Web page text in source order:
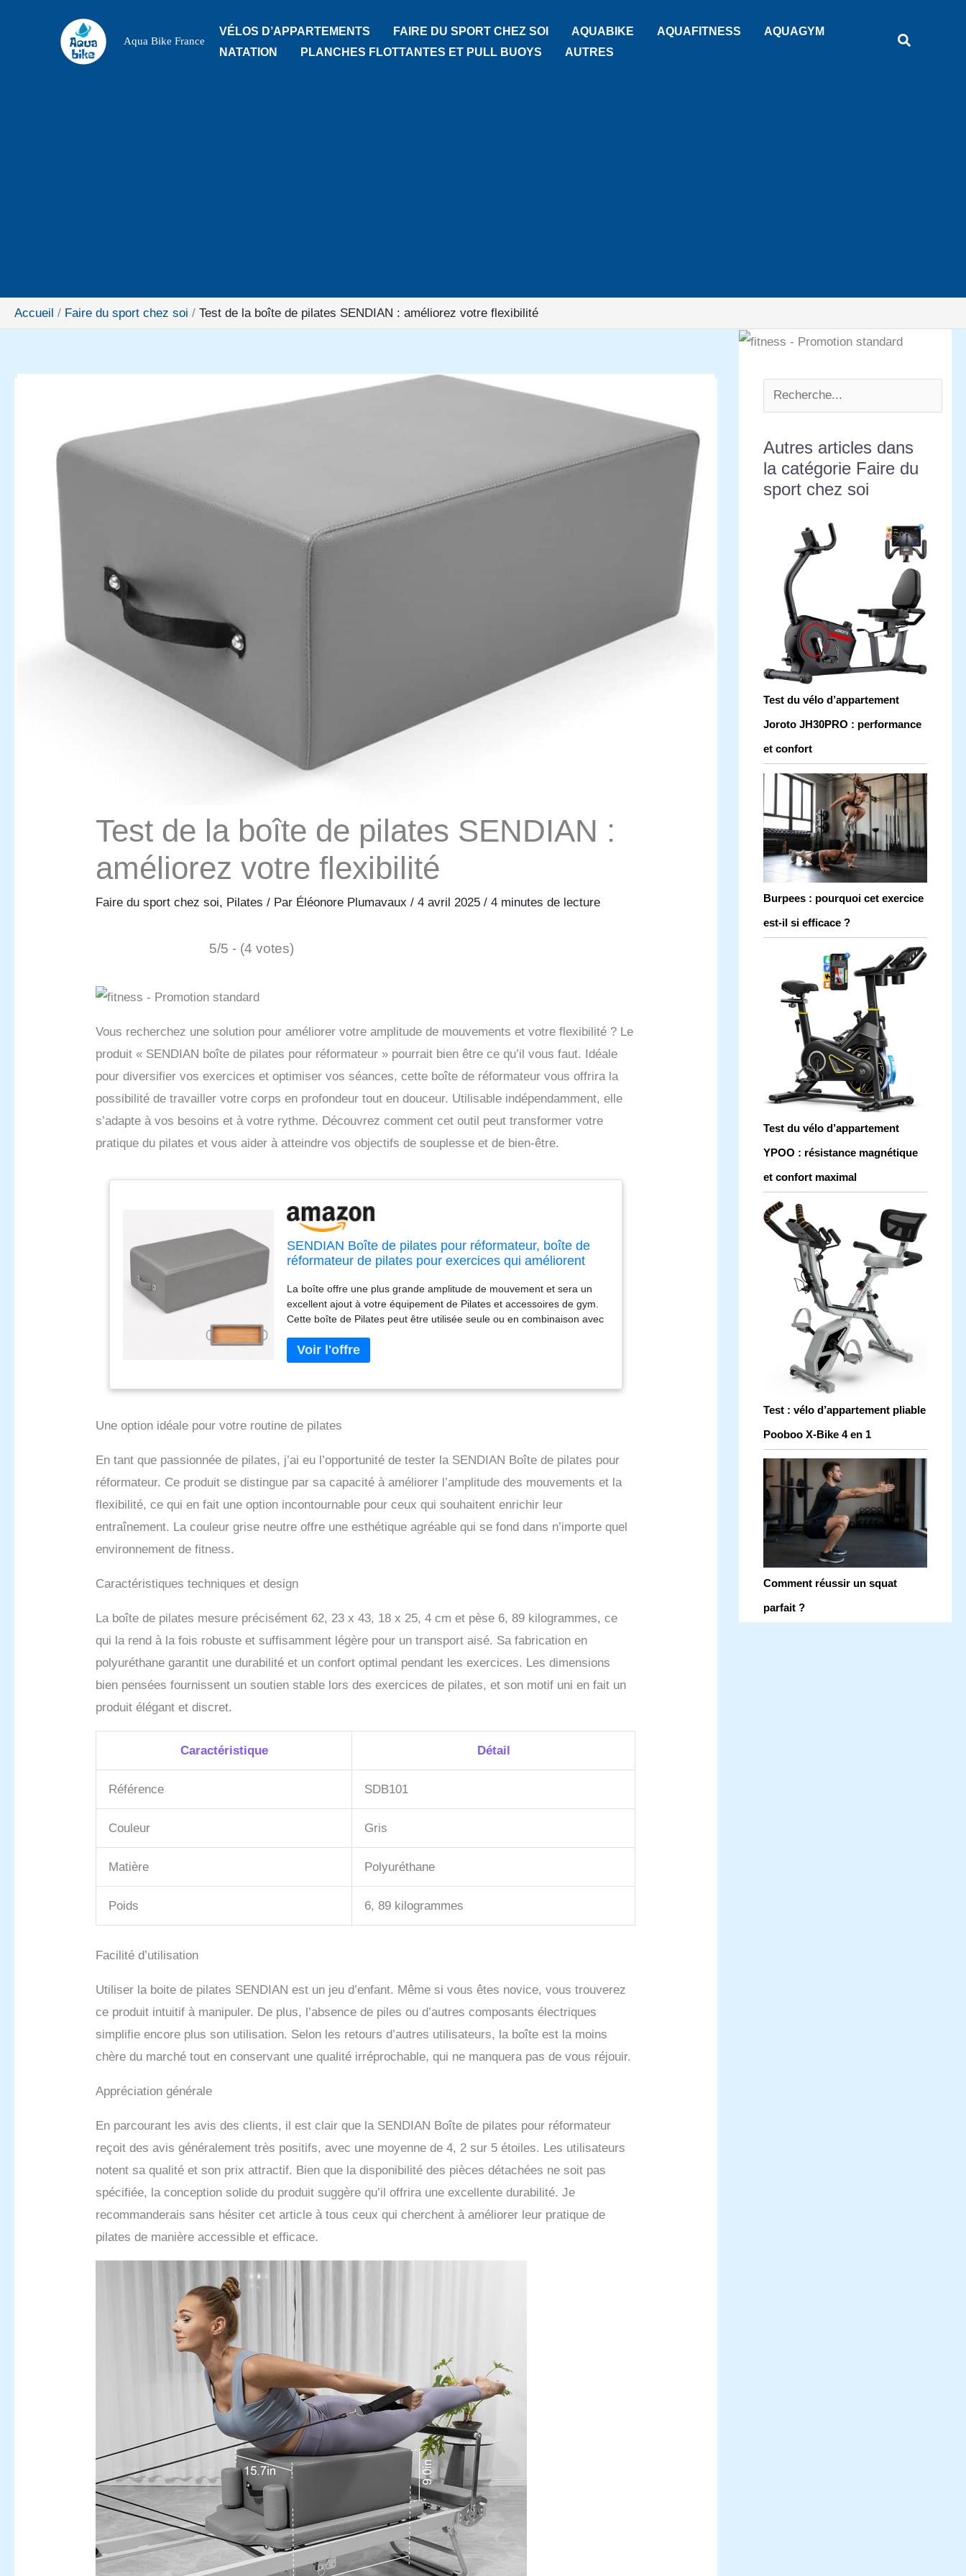
Aqua Bike France
VÉLOS D’APPARTEMENTS FAIRE DU SPORT CHEZ SOI AQUABIKE AQUAFITNESS
AQUAGYM
NATATION
PLANCHES FLOTTANTES ET PULL BUOYS AUTRES
Accueil Faire du sport chez soi Test de la boîte de pilates SENDIAN : améliorez votre flexibilité
Test de la boîte de pilates SENDIAN :
améliorez votre flexibilité
Faire du sport chez soi, Pilates / Par Éléonore Plumavaux/4 avril 2025/4 minutes de lecture
5/5 - (4 votes)
Vous recherchez une solution pour améliorer votre amplitude de mouvements et votre flexibilité ? Le
produit « SENDIAN boîte de pilates pour réformateur » pourrait bien être ce qu’il vous faut. Idéale
pour diversifier vos exercices et optimiser vos séances, cette boîte de réformateur vous offrira la
possibilité de travailler votre corps en profondeur tout en douceur. Utilisable indépendamment, elle
s’adapte à vos besoins et à votre rythme. Découvrez comment cet outil peut transformer votre
pratique du pilates et vous aider à atteindre vos objectifs de souplesse et de bien-être.
SENDIAN Boîte de pilates pour réformateur, boîte de
réformateur de pilates pour exercices qui améliorent
utilisée indépendamment (gris)
La boîte offre une plus grande amplitude de mouvement et sera un
excellent ajout à votre équipement de Pilates et accessoires de gym.
Cette boîte de Pilates peut être utilisée seule ou en combinaison avec
Une option idéale pour votre routine de pilates
En tant que passionnée de pilates, j’ai eu l’opportunité de tester la SENDIAN Boîte de pilates pour
réformateur. Ce produit se distingue par sa capacité à améliorer l’amplitude des mouvements et la
flexibilité, ce qui en fait une option incontournable pour ceux qui souhaitent enrichir leur
entraînement. La couleur grise neutre offre une esthétique agréable qui se fond dans n’importe quel
environnement de fitness.
Caractéristiques techniques et design
La boîte de pilates mesure précisément 62, 23 x 43, 18 x 25, 4 cm et pèse 6, 89 kilogrammes, ce
qui la rend à la fois robuste et suffisamment légère pour un transport aisé. Sa fabrication en
polyuréthane garantit une durabilité et un confort optimal pendant les exercices. Les dimensions
bien pensées fournissent un soutien stable lors des exercices de pilates, et son motif uni en fait un
produit élégant et discret.
Caractéristique Détail
Référence SDB101
Couleur Gris
Matière Polyuréthane
Poids 6, 89 kilogrammes
Facilité d’utilisation
Utiliser la boite de pilates SENDIAN est un jeu d’enfant. Même si vous êtes novice, vous trouverez
ce produit intuitif à manipuler. De plus, l’absence de piles ou d’autres composants électriques
simplifie encore plus son utilisation. Selon les retours d’autres utilisateurs, la boîte est la moins
chère du marché tout en conservant une qualité irréprochable, qui ne manquera pas de vous réjouir.
Appréciation générale
En parcourant les avis des clients, il est clair que la SENDIAN Boîte de pilates pour réformateur
reçoit des avis généralement très positifs, avec une moyenne de 4, 2 sur 5 étoiles. Les utilisateurs
notent sa qualité et son prix attractif. Bien que la disponibilité des pièces détachées ne soit pas
spécifiée, la conception solide du produit suggère qu’il offrira une excellente durabilité. Je
recommanderais sans hésiter cet article à tous ceux qui cherchent à améliorer leur pratique de
pilates de manière accessible et efficace.
Autres articles dans
la catégorie Faire du
sport chez soi
Test du vélo d’appartement
Joroto JH30PRO : performance
et confort
Burpees : pourquoi cet exercice
est-il si efficace ?
Test du vélo d’appartement
YPOO : résistance magnétique
et confort maximal
Test : vélo d’appartement pliable
Pooboo X-Bike 4 en 1
Comment réussir un squat
parfait ?